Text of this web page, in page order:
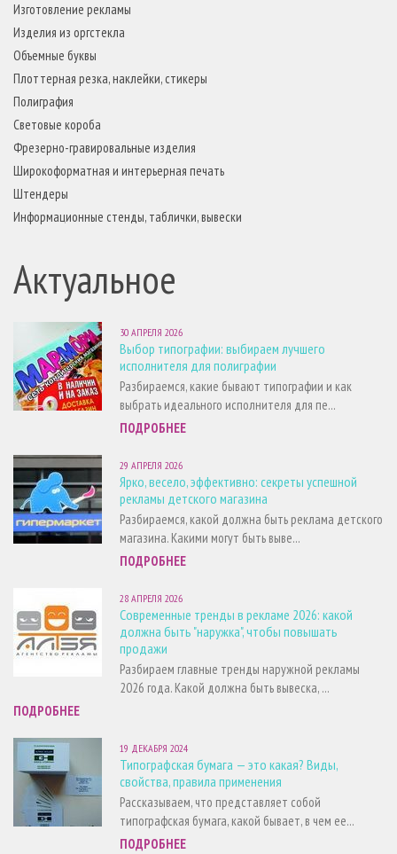
Изготовление рекламы
Изделия из оргстекла
Объемные буквы
Плоттерная резка, наклейки, стикеры
Полиграфия
Световые короба
Фрезерно-гравировальные изделия
Широкоформатная и интерьерная печать
Штендеры
Информационные стенды, таблички, вывески
Актуальное
30 АПРЕЛЯ 2026
Выбор типографии: выбираем лучшего
исполнителя для полиграфии
Разбираемся, какие бывают типографии и как
выбрать идеального исполнителя для пе...
ПОДРОБНЕЕ
29 АПРЕЛЯ 2026
Ярко, весело, эффективно: секреты успешной
рекламы детского магазина
Разбираемся, какой должна быть реклама детского
магазина. Какими могут быть выве...
ПОДРОБНЕЕ
28 АПРЕЛЯ 2026
Современные тренды в рекламе 2026: какой
должна быть "наружка", чтобы повышать
продажи
Разбираем главные тренды наружной рекламы
2026 года. Какой должна быть вывеска, ...
ПОДРОБНЕЕ
19 ДЕКАБРЯ 2024
Типографская бумага — это какая? Виды,
свойства, правила применения
Рассказываем, что представляет собой
типографская бумага, какой бывает, в чем ее...
ПОДРОБНЕЕ